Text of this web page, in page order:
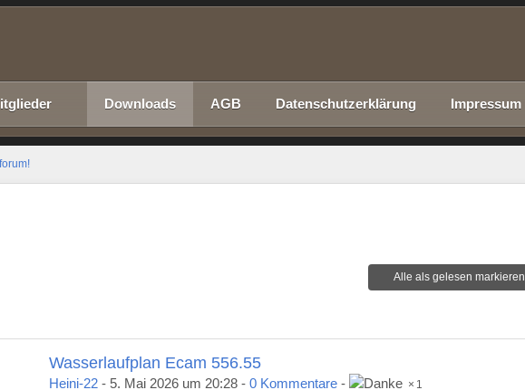
Downloads AGB Datenschutzerklärung Impressum
Alle als gelesen markieren
Wasserlaufplan Ecam 556.55
Heini-22 - 5. Mai 2026 um 20:28 -0 Kommentare - 1